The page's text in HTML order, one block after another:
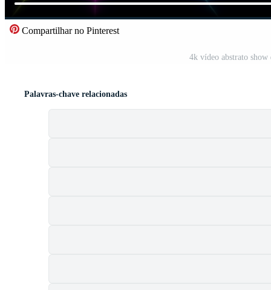
Compartilhar no Pinterest
4k vídeo abstrato
Palavras-chave relacionadas